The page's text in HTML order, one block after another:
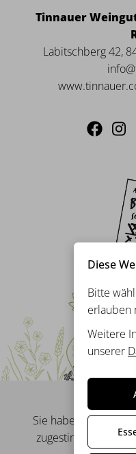
Diese
Bitte
erlauben
Weitere
unserer
Tinnauer
Labitschberg 42,
Sie haben dem
zugestimmt